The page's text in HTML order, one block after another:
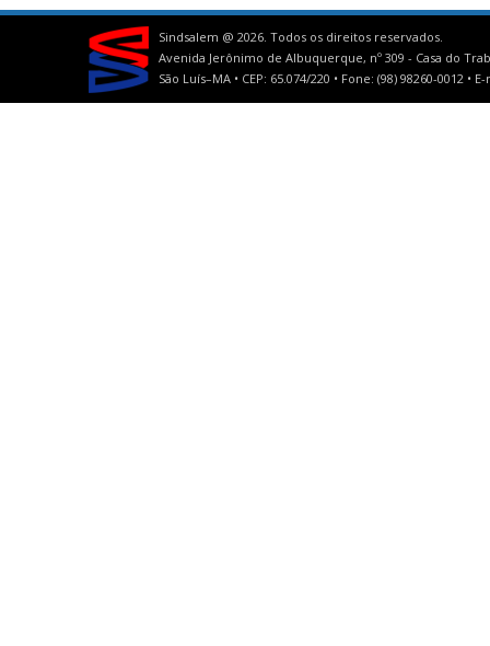
Sindsalem @ 2026. Todos os direitos reservados.
Avenida Jerônimo de Albuquerque, nº 309 - Casa do
São Luís–MA • CEP: 65.074/220 • Fone: (98) 98260-0012